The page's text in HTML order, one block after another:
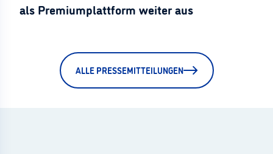
als Premiumplattform weiter aus
ALLE PRESSEMITTEILUNGEN